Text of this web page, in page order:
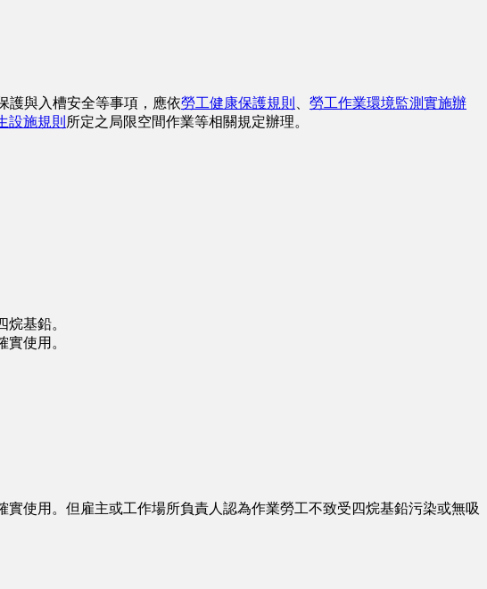
護與入槽安全等事項，應依勞工健康保護規則
勞工作業環境監測實施辦
設施規則 所定之局限空間作業等相關規定辦理。
基鉛。
使用。
使用。但雇主或工作場所負責人認為作業勞工不致受四烷基鉛污染或無吸